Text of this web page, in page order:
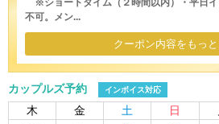
※ショートタイム（２時間以内）・平日イ
不可。メン...
クーポン内容をもっ
カップルズ予約 インボイス対応
木 金 土 日